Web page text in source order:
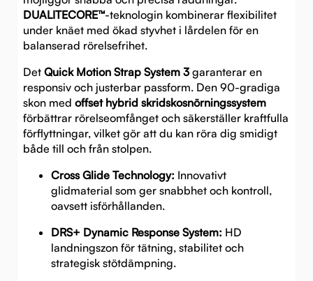
DUALITECORE™-teknologin kombinerar flexibilitet
under knäet med ökad styvhet i lårdelen för en
balanserad rörelsefrihet.
Det Quick Motion Strap System 3 garanterar en
responsiv och justerbar passform. Den 90-gradiga
skon med offset hybrid skridskosnörningssystem
förbättrar rörelseomfånget och säkerställer kraftfulla
förflyttningar, vilket gör att du kan röra dig smidigt
både till och från stolpen.
Cross Glide Technology: Innovativt
glidmaterial som ger snabbhet och kontroll,
oavsett isförhållanden.
DRS+ Dynamic Response System: HD
landningszon för tätning, stabilitet och
strategisk stötdämpning.